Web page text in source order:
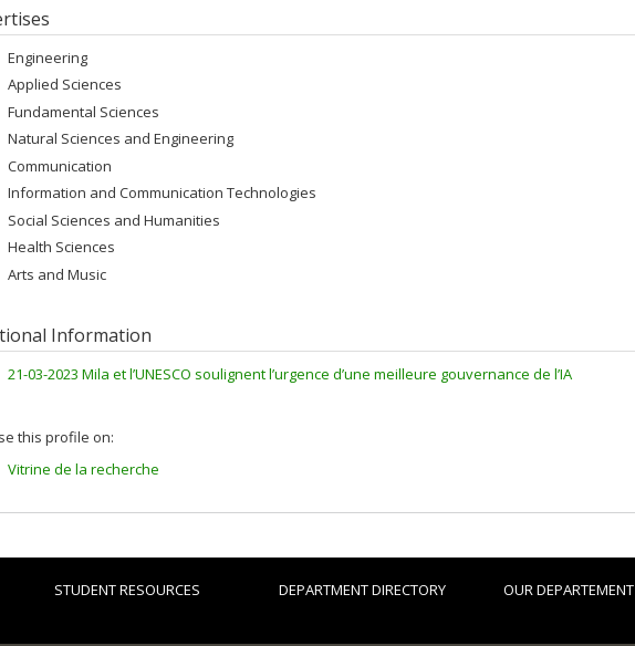
Engineering
Applied Sciences
Fundamental Sciences
Natural Sciences and Engineering
Communication
Information and Communication Technologies
Social Sciences and Humanities
Health Sciences
Arts and Music
Information
21-03-2023 Mila et l’UNESCO soulignent l’urgence d’une meilleure gouvernance de l’IA
this profile on:
Vitrine de la recherche
STUDENT RESOURCES DEPARTMENT DIRECTORY OUR DEPARTEMENT